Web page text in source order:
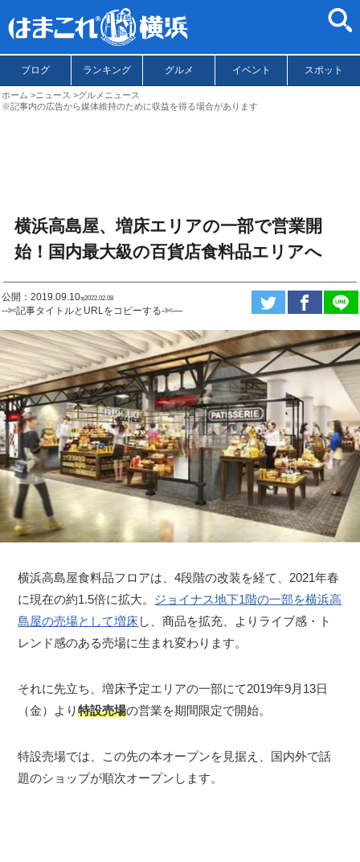
ブログ ランキング グルメ イベント スポット
ホーム ニュース
グルメニュース
※記事内の広告から媒体維持のために収益を得る場合があります
横浜高島屋、増床エリアの一部で営業開
始！国内最大級の百貨店食料品エリアへ
公開：2019.09.10ಇ2022.02.08
--✄記事タイトルとURLをコピーする-✄—
横浜高島屋食料品フロアは、4段階の改装を経て、2021年春
に現在の約1.5倍に拡大。 ジョイナス地下1階の一部を横浜高
島屋の売場として増床し、商品を拡充、よりライブ感・ト
レンド感のある売場に生まれ変わります。
それに先立ち、増床予定エリアの一部にて2019年9月13日
（金）より特設売場の営業を期間限定で開始。
特設売場では、この先の本オープンを見据え、国内外で話
題のショップが順次オープンします。